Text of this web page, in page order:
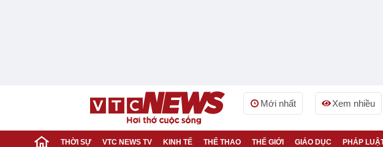
Mới nhất Xem nhiều
THỜI SỰ VTC NEWS TV KINH TẾ THỂ THAO THẾ GIỚI GIÁO DỤC PHÁP